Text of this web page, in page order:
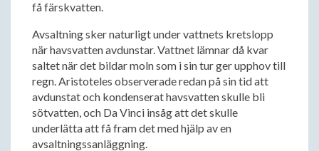
få färskvatten.
Avsaltning sker naturligt under vattnets kretslopp
när havsvatten avdunstar. Vattnet lämnar då kvar
saltet när det bildar moln som i sin tur ger upphov till
regn. Aristoteles observerade redan på sin tid att
avdunstat och kondenserat havsvatten skulle bli
sötvatten, och Da Vinci insåg att det skulle
underlätta att få fram det med hjälp av en
avsaltningssanläggning.